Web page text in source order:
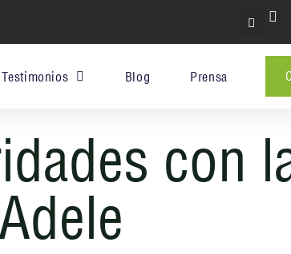
Testimonios Blog Prensa
con